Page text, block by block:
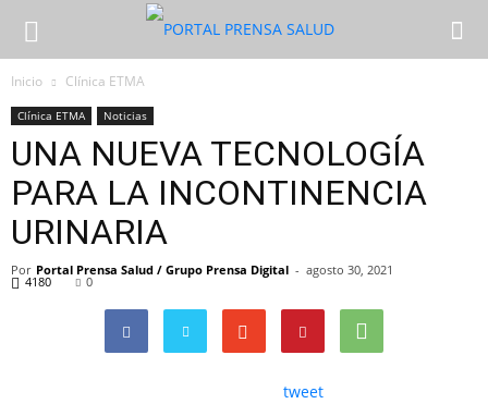
Inicio Clínica ETMA
Clínica ETMA Noticias
UNA NUEVA TECNOLOGÍA
PARA LA INCONTINENCIA
URINARIA
Por Portal Prensa Salud / Grupo Prensa Digital - agosto 30, 2021
4180 0
tweet